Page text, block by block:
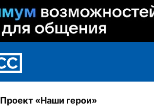
Проект «Наши герои»